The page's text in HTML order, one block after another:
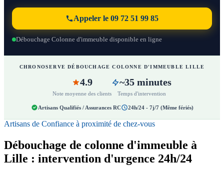
Appeler le 09 72 51 99 85
Débouchage Colonne d'immeuble disponible en ligne
CHRONOSERVE DÉBOUCHAGE COLONNE D'IMMEUBLE LILLE
4.9
Note moyenne des clients
~35 minutes
Temps d'intervention
Artisans Qualifiés / Assurances RC 24h/24 - 7j/7 (Même fériés)
Artisans de Confiance à proximité de chez-vous
Débouchage de colonne d'immeuble à
Lille : intervention d'urgence 24h/24